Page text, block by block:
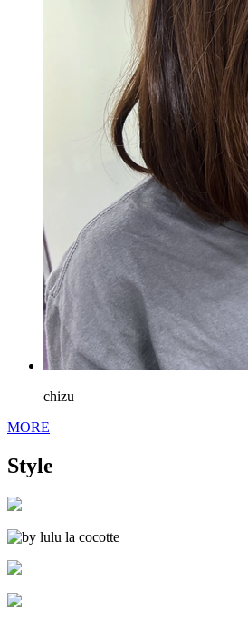
chizu
MORE
Style